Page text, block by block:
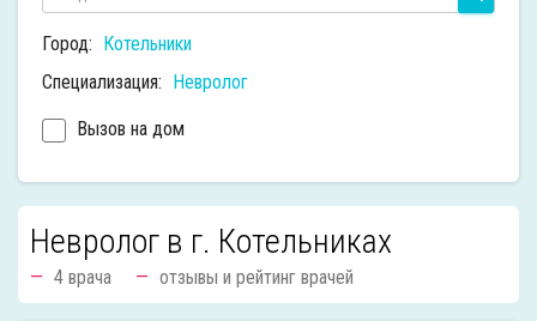
Город: Котельники
Специализация: Невролог
Вызов на дом
Невролог в г. Котельниках
4 врача отзывы и рейтинг врачей